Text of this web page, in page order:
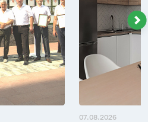
07.08.2026